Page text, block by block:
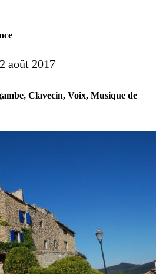
août 2017
Clavecin, Voix, Musique de